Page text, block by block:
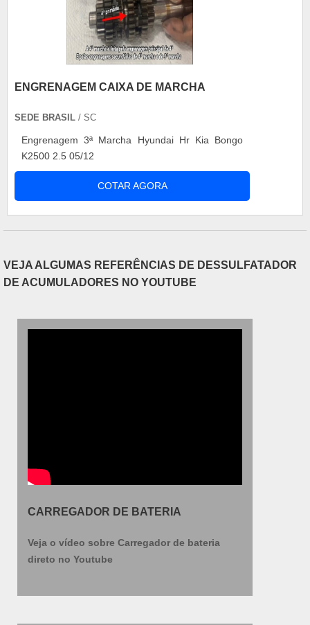
ENGRENAGEM CAIXA DE MARCHA
SEDE BRASIL / SC
Engrenagem 3ª Marcha Hyundai Hr Kia Bongo
K2500 2.5 05/12
COTAR AGORA
VEJA ALGUMAS REFERÊNCIAS DE DESSULFATADOR
DE ACUMULADORES NO YOUTUBE
CARREGADOR DE BATERIA
Veja o vídeo sobre Carregador de bateria
direto no Youtube